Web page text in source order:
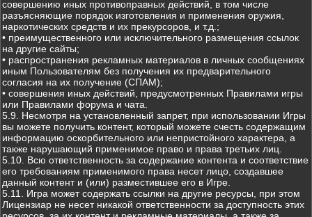
совершению иных противоправных действий, в том числе
разъясняющие порядок изготовления и применения оружия,
наркотических средств и их прекурсоров, и т.д.;
• преимущественного или исключительного размещения ссылок
на другие сайты;
• распространения рекламных материалов в личных сообщениях
иным Пользователям без получения их предварительного
согласия на их получение (СПАМ);
• совершения иных действий, предусмотренных Правилами игры
или Правилами форума и чата.
5.9. Несмотря на установленный запрет, при использовании Игры
вы можете получить контент, который можете счесть содержащим
информацию оскорбительного или непристойного характера, а
также нарушающий применимое право и права третьих лиц.
5.10. Всю ответственность за содержание контента и соответствие
его требованиям применимого права несет лицо, создавшее
данный контент и (или) разместившее его в Игре.
5.11. Игра может содержать ссылки на другие ресурсы, при этом
Лицензиар не несет никакой ответственности за доступность этих